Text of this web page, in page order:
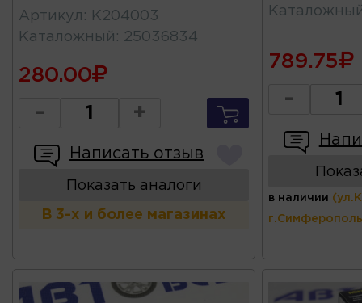
Артикул :
K204003
Каталожный : 25036834
280.00
- +
Написать отзыв
Показать аналоги
В 3-х и более магазинах
789.75
-
в наличии